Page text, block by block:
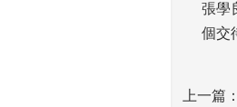
張學
個交
上一篇：